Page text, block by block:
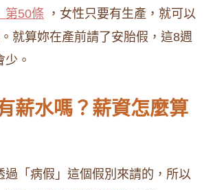
第50條 ，女性只要有生產，就可以
就算妳在產前請了安胎假，這8週
。
薪水嗎？薪資怎麼算
過「病假」這個假別來請的，所以